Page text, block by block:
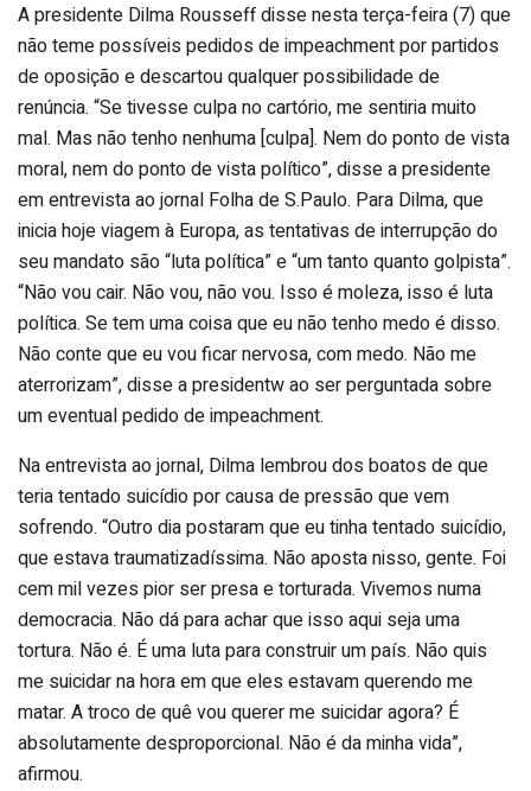
A presidente Dilma Rousseff disse nesta terça-feira (7) que
não teme possíveis pedidos de impeachment por partidos
de oposição e descartou qualquer possibilidade de
renúncia. “Se tivesse culpa no cartório, me sentiria muito
mal. Mas não tenho nenhuma [culpa]. Nem do ponto de vista
moral, nem do ponto de vista político”, disse a presidente
em entrevista ao jornal Folha de S.Paulo. Para Dilma, que
inicia hoje viagem à Europa, as tentativas de interrupção do
seu mandato são “luta política” e “um tanto quanto golpista”.
“Não vou cair. Não vou, não vou. Isso é moleza, isso é luta
política. Se tem uma coisa que eu não tenho medo é disso.
Não conte que eu vou ficar nervosa, com medo. Não me
aterrorizam”, disse a presidentw ao ser perguntada sobre
um eventual pedido de impeachment.
Na entrevista ao jornal, Dilma lembrou dos boatos de que
teria tentado suicídio por causa de pressão que vem
sofrendo. “Outro dia postaram que eu tinha tentado suicídio,
que estava traumatizadíssima. Não aposta nisso, gente. Foi
cem mil vezes pior ser presa e torturada. Vivemos numa
democracia. Não dá para achar que isso aqui seja uma
tortura. Não é. É uma luta para construir um país. Não quis
me suicidar na hora em que eles estavam querendo me
matar. A troco de quê vou querer me suicidar agora? É
absolutamente desproporcional. Não é da minha vida”,
afirmou.